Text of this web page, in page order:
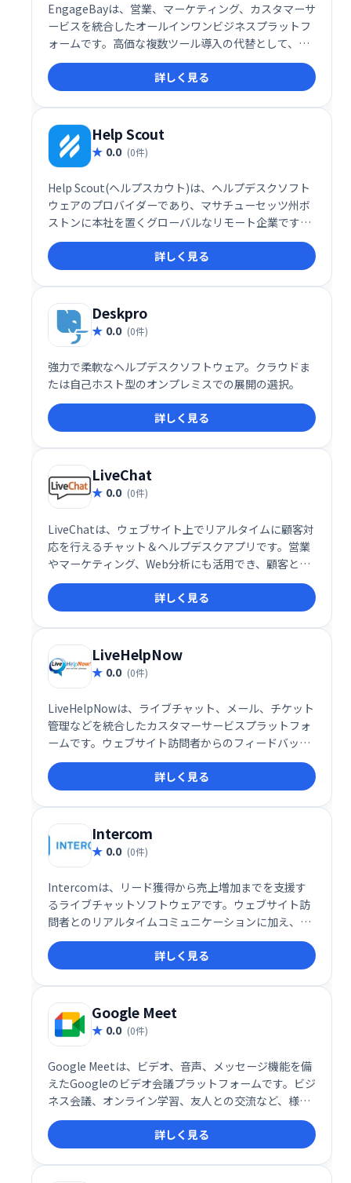
EngageBayは、営業、マーケティング、カスタマーサ
ービスを統合したオールインワンビジネスプラットフ
ォームです。高価な複数ツール導入の代替として、電
子メールマーケティング、CRM、販売管理、ライブチ
ャット、マーケティングオートメーションなどを提供
します。直感的なインターフェースでビジネスの維
持・成長を支援します。
詳しく見る
Help Scout
0.0 (0件)
Help Scout(ヘルプスカウト)は、ヘルプデスクソフト
ウェアのプロバイダーであり、マサチューセッツ州ボ
ストンに本社を置くグローバルなリモート企業です。
同社は、電子メールベースの顧客サポートプラットフ
ォーム、ナレッジベースツール、および顧客サービス
の専門家向けの埋め込み可能な検索/連絡先ウィジェッ
トを提供しています。
詳しく見る
Deskpro
0.0 (0件)
強力で柔軟なヘルプデスクソフトウェア。クラウドま
たは自己ホスト型のオンプレミスでの展開の選択。
詳しく見る
LiveChat
0.0 (0件)
LiveChatは、ウェブサイト上でリアルタイムに顧客対
応を行えるチャット＆ヘルプデスクアプリです。営業
やマーケティング、Web分析にも活用でき、顧客との
エンゲージメントを高めることで、売上向上に貢献し
ます。チーム全体で顧客対応の効率を改善し、サービ
ス品質を向上させるための強力なツールです。
詳しく見る
LiveHelpNow
0.0 (0件)
LiveHelpNowは、ライブチャット、メール、チケット
管理などを統合したカスタマーサービスプラットフォ
ームです。ウェブサイト訪問者からのフィードバック
収集、ターゲティングされたメッセージ送信、従業員
トレーニング、通話管理など、顧客サービス向上のた
めの多様な機能を提供します。効率的なチケット管理
と自動化により、顧客対応の迅速化と業務効率化を実
現します。
詳しく見る
Intercom
0.0 (0件)
Intercomは、リード獲得から売上増加までを支援す
るライブチャットソフトウェアです。ウェブサイト訪
問者とのリアルタイムコミュニケーションに加え、ボ
ットによるリードの自動選別や、詳細な追跡機能を提
供します。
詳しく見る
Google Meet
0.0 (0件)
Google Meetは、ビデオ、音声、メッセージ機能を備
えたGoogleのビデオ会議プラットフォームです。ビジ
ネス会議、オンライン学習、友人との交流など、様々
なシーンで活用できます。シンプルで高機能なインタ
ーフェースで、スムーズなコミュニケーションを実
現。場所を選ばず、チームや仲間と簡単に繋がること
を可能にします。 無料プランから利用でき、ビジネス
詳しく見る